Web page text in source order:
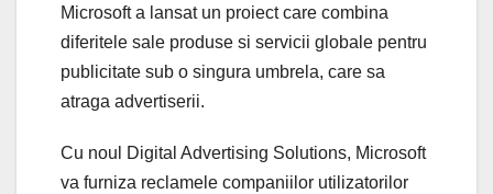
Microsoft a lansat un proiect care combina
diferitele sale produse si servicii globale pentru
publicitate sub o singura umbrela, care sa
atraga advertiserii.
Cu noul Digital Advertising Solutions, Microsoft
va furniza reclamele companiilor utilizatorilor